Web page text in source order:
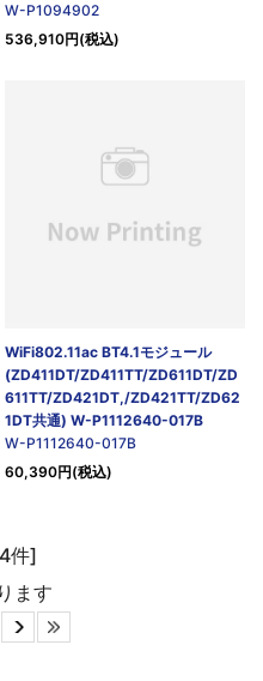
W-P1094902
536,910円(税込)
WiFi802.11ac BT4.1モジュール
(ZD411DT/ZD411TT/ZD611DT/ZD
611TT/ZD421DT,/ZD421TT/ZD62
1DT共通) W-P1112640-017B
W-P1112640-017B
60,390円(税込)
件]
ます